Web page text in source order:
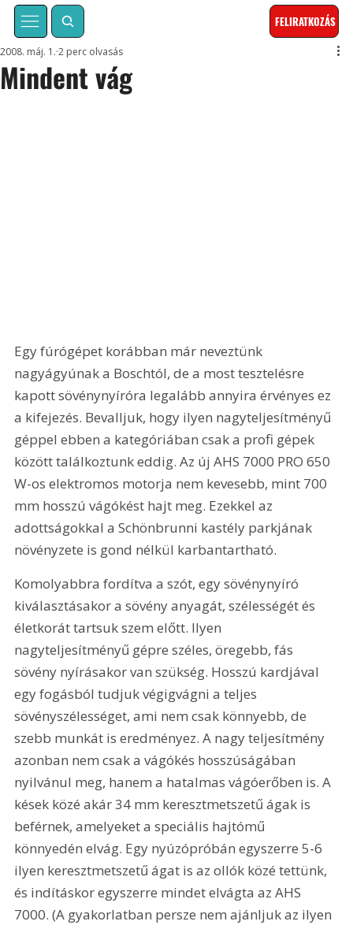
FELIRATKOZÁS
Mindent vág
2008. máj. 1. 2 perc olvasás
Egy fúrógépet korábban már neveztünk
nagyágyúnak a Boschtól, de a most tesztelésre
kapott sövénynyíróra legalább annyira érvényes ez
a kifejezés. Bevalljuk, hogy ilyen nagyteljesítményű
géppel ebben a kategóriában csak a profi gépek
között találkoztunk eddig. Az új AHS 7000 PRO 650
W-os elektromos motorja nem kevesebb, mint 700
mm hosszú vágókést hajt meg. Ezekkel az
adottságokkal a Schönbrunni kastély parkjának
növényzete is gond nélkül karbantartható.
Komolyabbra fordítva a szót, egy sövénynyíró
kiválasztásakor a sövény anyagát, szélességét és
életkorát tartsuk szem előtt. Ilyen
nagyteljesítményű gépre széles, öregebb, fás
sövény nyírásakor van szükség. Hosszú kardjával
egy fogásból tudjuk végigvágni a teljes
sövényszélességet, ami nem csak könnyebb, de
szebb munkát is eredményez. A nagy teljesítmény
azonban nem csak a vágókés hosszúságában
nyilvánul meg, hanem a hatalmas vágóerőben is. A
kések közé akár 34 mm keresztmetszetű ágak is
beférnek, amelyeket a speciális hajtómű
könnyedén elvág. Egy nyúzópróbán egyszerre 5-6
ilyen keresztmetszetű ágat is az ollók közé tettünk,
és indításkor egyszerre mindet elvágta az AHS
7000. (A gyakorlatban persze nem ajánljuk az ilyen